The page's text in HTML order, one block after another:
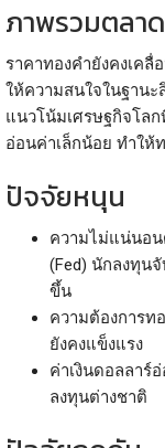
ภาพรวมตลาด
ราคาทองคำยังคงเคลื่
ให้ความสนใจในฐาน
แนวโน้มเศรษฐกิจโล
อ่อนค่าเล็กน้อย ทำให้
ปัจจัยหนุน
ความไม่แน่นอน
(Fed) นักลงทุน
ขึ้น
ความต้องการท
ยังคงแข็งแรง
ค่าเงินดอลลาร์
ลงทุนต่างชาติ